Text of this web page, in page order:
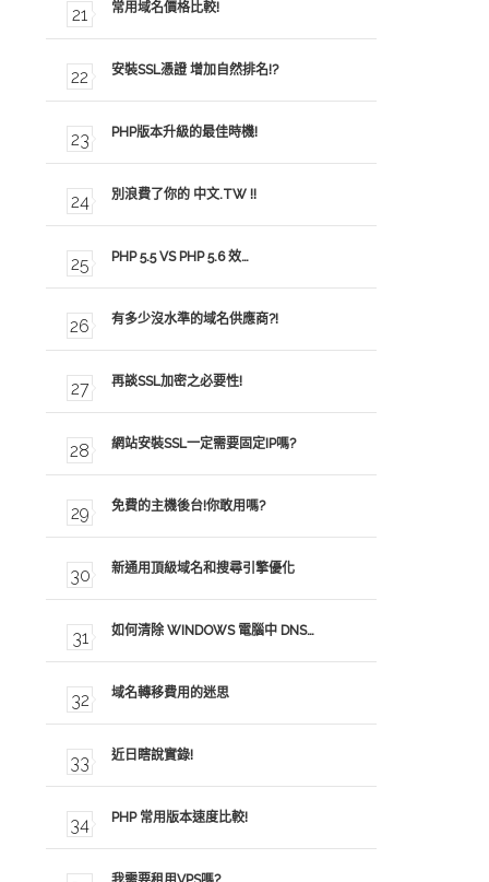
常用域名價格比較!
安裝SSL憑證 增加自然排名!?
PHP版本升級的最佳時機!
別浪費了你的 中文.TW !!
PHP 5.5 VS PHP 5.6 效…
有多少沒水準的域名供應商?!
再談SSL加密之必要性!
網站安裝SSL一定需要固定IP嗎?
免費的主機後台!你敢用嗎?
新通用頂級域名和搜尋引擎優化
如何清除 WINDOWS 電腦中 DNS…
域名轉移費用的迷思
近日瞎說實錄!
PHP 常用版本速度比較!